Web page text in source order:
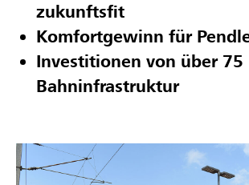
zukunftsfit
Komfortgewinn für
Investitionen von über
Bahninfrastruktur